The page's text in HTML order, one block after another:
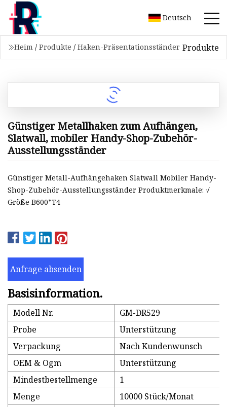
Deutsch
Heim / Produkte / Haken-Präsentationsständer Produkte
Günstiger Metallhaken zum Aufhängen,
Slatwall, mobiler Handy-Shop-Zubehör-
Ausstellungsständer
Günstiger Metall-Aufhängehaken Slatwall Mobiler Handy-
Shop-Zubehör-Ausstellungsständer Produktmerkmale: √
Größe B600*T4
Anfrage absenden
Basisinformation.
Modell Nr.
GM-DR529
Probe
Unterstützung
Verpackung
Nach Kundenwunsch
OEM & Ogm
Unterstützung
Mindestbestellmenge
1
Menge
10000 Stück/Monat